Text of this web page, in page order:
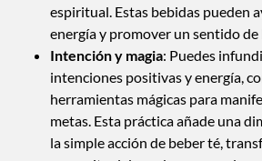
espiritual. Estas bebidas pueden
energía y promover un sentido
Intención y magia: Puedes
intenciones positivas y energía,
herramientas mágicas para
metas. Esta práctica añade una
la simple acción de beber té,